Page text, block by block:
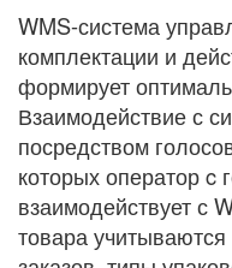
WMS-система
комплектации и
формирует
Взаимодействие с
посредством
которых оператор c
взаимодействует с
товара